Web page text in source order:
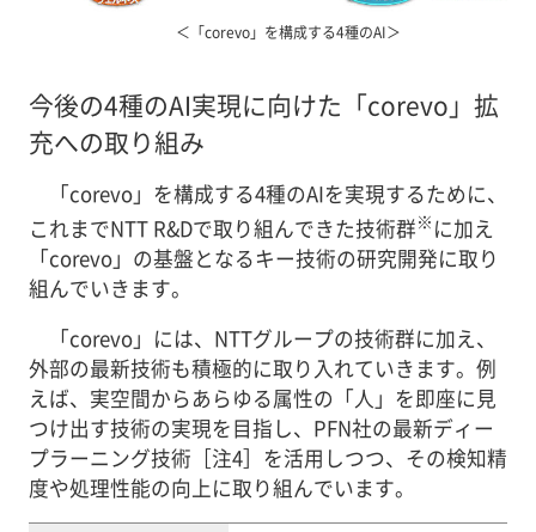
＜「corevo」を構成する4種のAI＞
今後の4種のAI実現に向けた「corevo」拡
充への取り組み
「corevo」を構成する4種のAIを実現するために、
これまでNTT R&Dで取り組んできた技術群※ に加え
「corevo」の基盤となるキー技術の研究開発に取り
組んでいきます。
「corevo」には、NTTグループの技術群に加え、
外部の最新技術も積極的に取り入れていきます。例
えば、実空間からあらゆる属性の「人」を即座に見
つけ出す技術の実現を目指し、PFN社の最新ディー
プラーニング技術［注4］を活用しつつ、その検知精
度や処理性能の向上に取り組んでいます。